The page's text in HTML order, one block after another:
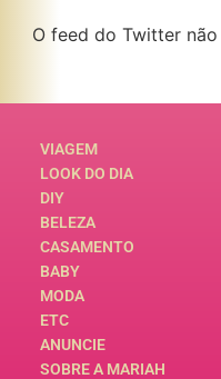
O feed do Twitter
VIAGEM
LOOK DO DIA
DIY
BELEZA
CASAMENTO
BABY
MODA
ETC
ANUNCIE
SOBRE A MARIAH